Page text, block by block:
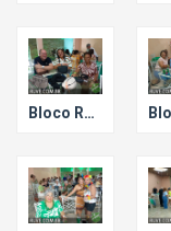
Bloco Ressaca de Carnaval.